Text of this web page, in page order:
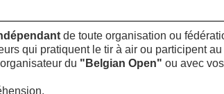
de toute organisation ou
qui pratiquent le tir à air ou participent
du "Belgian Open" ou avec